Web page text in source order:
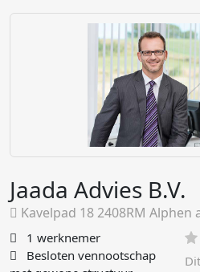
Jaada Advies B.V.
Kavelpad 18 2408RM Alphen
1 werknemer
Besloten vennootschap